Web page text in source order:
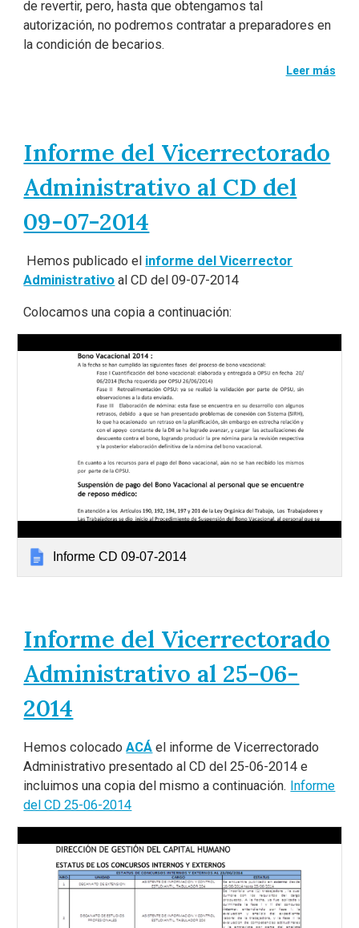
de revertir, pero, hasta que obtengamos tal
autorización, no podremos contratar a preparadores en
la condición de becarios.
Leer más
Informe del Vicerrectorado
Administrativo al CD del
09-07-2014
Hemos publicado el informe del Vicerrector
Administrativo al CD del 09-07-2014
Colocamos una copia a continuación:
Informe CD 09-07-2014
Informe del Vicerrectorado
Administrativo al 25-06-
2014
Hemos colocadoACÁ el informe de Vicerrectorado
Administrativo presentado al CD del 25-06-2014 e
incluimos una copia del mismo a continuación. Informe
del CD 25-06-2014